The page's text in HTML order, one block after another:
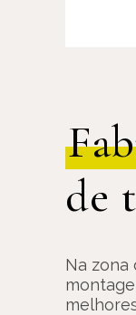
de
Na zona